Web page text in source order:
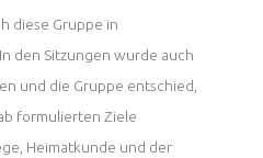
diese Gruppe in
den Sitzungen wurde auch
und die Gruppe entschied,
formulierten Ziele
Heimatkunde und der